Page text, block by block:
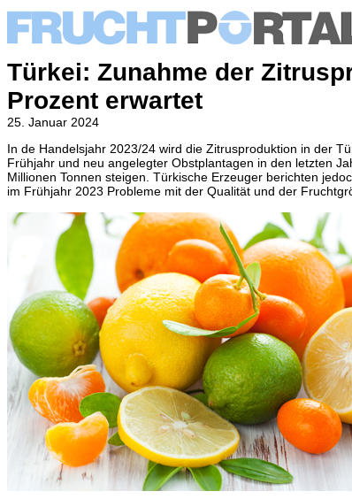
Türkei: Zunahme der
Prozent erwartet
25. Januar 2024
In de Handelsjahr 2023/24 wird die Zitrusproduktion in der
Frühjahr und neu angelegter Obstplantagen in den letzten
Millionen Tonnen steigen. Türkische Erzeuger berichten
im Frühjahr 2023 Probleme mit der Qualität und der